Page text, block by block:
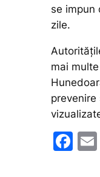
se impun
zile.
mai
F